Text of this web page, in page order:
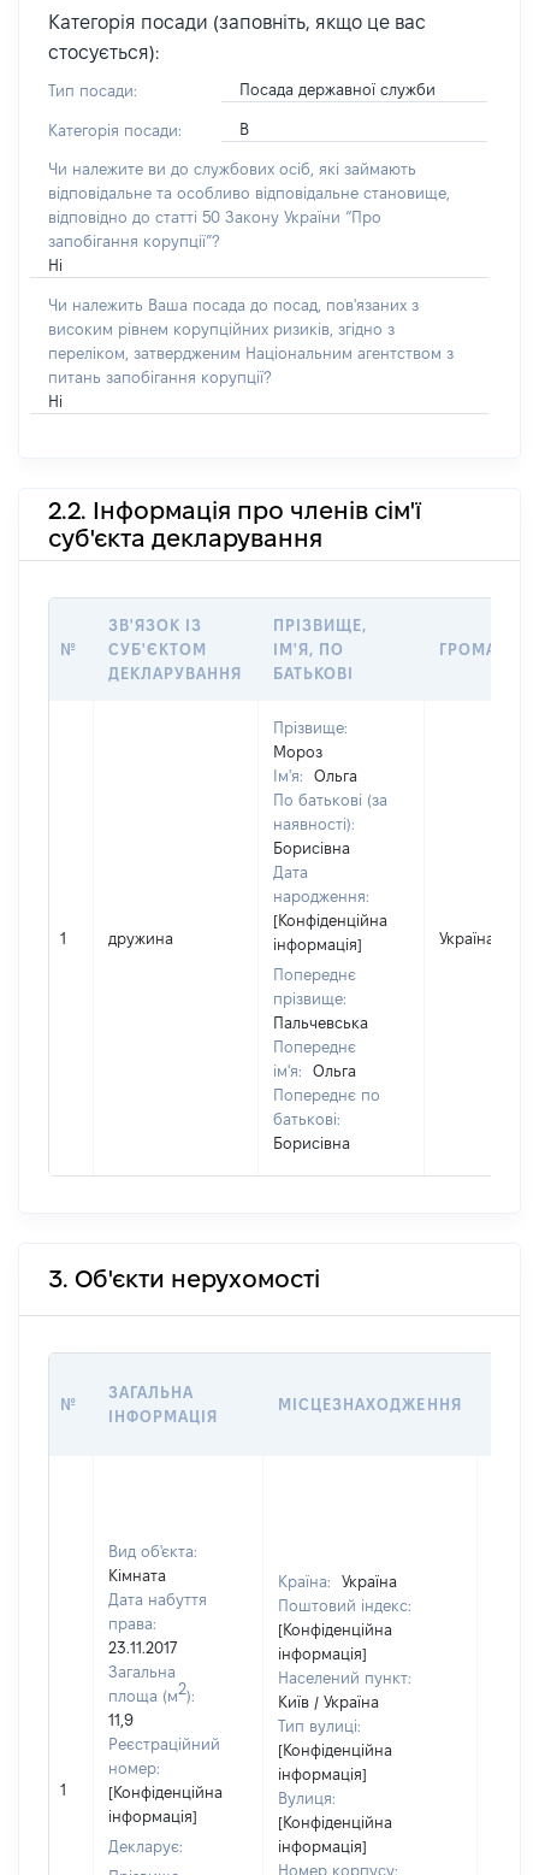
Категорія посади (заповніть, якщо це вас
стосується):
Тип посади: Посада державної служби
Категорія посади: В
Чи належите ви до службових осіб, які займають
відповідальне та особливо відповідальне становище,
відповідно до статті 50 Закону України “Про
запобігання корупції”?
Ні
Чи належить Ваша посада до посад, пов'язаних з
високим рівнем корупційних ризиків, згідно з
переліком, затвердженим Національним агентством з
питань запобігання корупції?
Ні
2.2. Інформація про членів сім'ї
суб'єкта декларування
№
ЗВ'ЯЗОК ІЗ
СУБ'ЄКТОМ
ДЕКЛАРУВАННЯ
ПРІЗВИЩЕ,
ІМ'Я, ПО
БАТЬКОВІ
1 дружина
Прізвище:
Мороз
Ім'я:
Ольга
По батькові (за
наявності):
Борисівна
Дата
народження:
[Конфіденційна
інформація]
Попереднє
прізвище:
Пальчевська
Попереднє
ім'я:
Ольга
Попереднє по
батькові:
Борисівна
Україна
3. Об'єкти нерухомості
№
ЗАГАЛЬНА
ІНФОРМАЦІЯ
МІСЦЕЗНАХОДЖЕННЯ
1
Вид об'єкта:
Кімната
Дата набуття
права:
23.11.2017
Загальна
площа (м2):
11,9
Реєстраційний
номер:
[Конфіденційна
інформація]
Декларує:
Країна:
Україна
Поштовий індекс:
[Конфіденційна
інформація]
Населений пункт:
Київ / Україна
Тип вулиці:
[Конфіденційна
інформація]
Вулиця:
[Конфіденційна
інформація]
Номер корпусу: